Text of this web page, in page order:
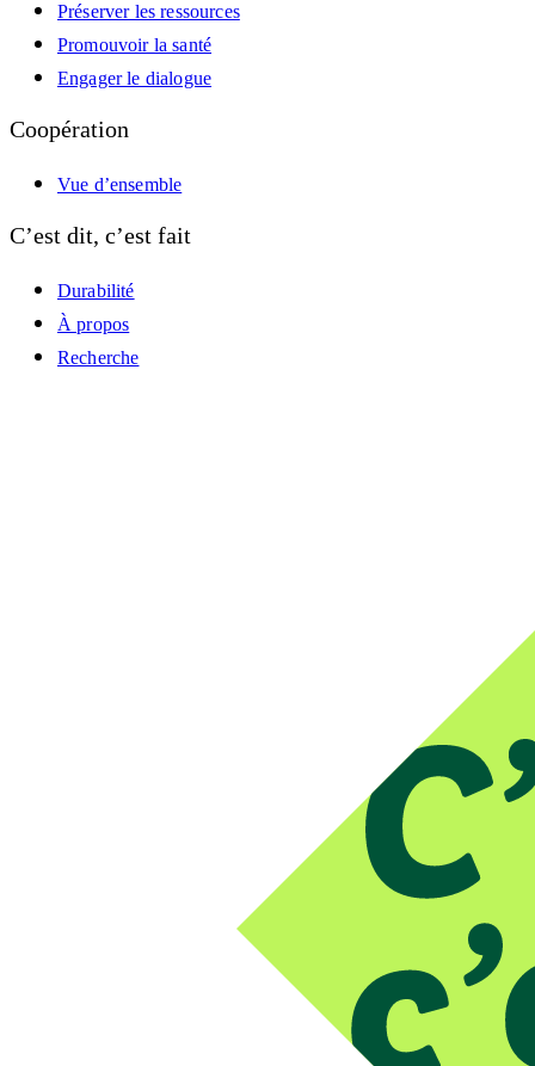
Préserver les ressources
Promouvoir la santé
Engager le dialogue
Coopération
Vue d’ensemble
C’est dit, c’est fait
Durabilité
À propos
Recherche